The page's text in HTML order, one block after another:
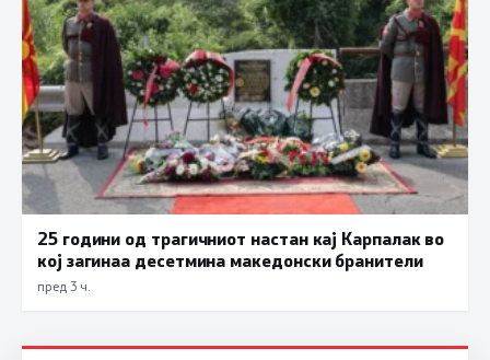
25 години од трагичниот настан кај Карпалак во
кој загинаа десетмина македонски бранители
пред 3 ч.